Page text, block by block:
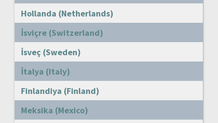
Hollanda (Netherlands)
İsviçre (Switzerland)
İsveç (Sweden)
İtalya (Italy)
Finlandiya (Finland)
Meksika (Mexico)